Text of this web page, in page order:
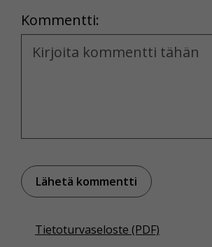
Kommentti:
Kommentti
Tietoturvaseloste (PDF)